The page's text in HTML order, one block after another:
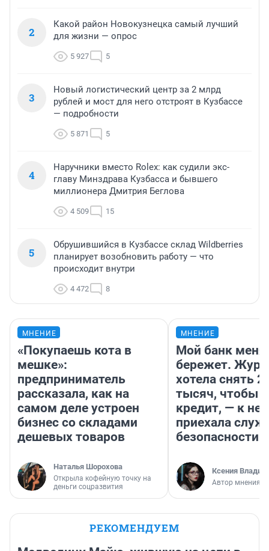
2
Какой район Новокузнецка самый лучший
для жизни — опрос
5 927 5
3
Новый логистический центр за 2 млрд
рублей и мост для него отстроят в Кузбассе
— подробности
5 871 5
4
Наручники вместо Rolex: как судили экс-
главу Минздрава Кузбасса и бывшего
миллионера Дмитрия Беглова
4 509 15
5
Обрушившийся в Кузбассе склад Wildberries
планирует возобновить работу — что
происходит внутри
4 472 8
МНЕНИЕ
«Покупаешь кота в
мешке»:
предприниматель
рассказала, как на
самом деле устроен
бизнес со складами
дешевых товаров
Наталья Шорохова
Открыла кофейную точку на
деньги соцразвития
МНЕНИЕ
Мой банк меня
бережет.
хотела снять
тысяч, чтобы
кредит, — к
приехала
безопасности
Ксения
Автор мнения
РЕКОМЕНДУЕМ